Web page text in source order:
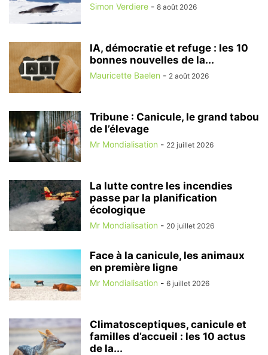
Simon Verdiere - 8 août 2026
IA, démocratie et refuge : les 10
bonnes nouvelles de la...
Mauricette Baelen - 2 août 2026
Tribune : Canicule, le grand tabou
de l’élevage
Mr Mondialisation - 22 juillet 2026
La lutte contre les incendies
passe par la planification
écologique
Mr Mondialisation - 20 juillet 2026
Face à la canicule, les animaux
en première ligne
Mr Mondialisation - 6 juillet 2026
Climatosceptiques, canicule et
familles d’accueil : les 10 actus
de la...